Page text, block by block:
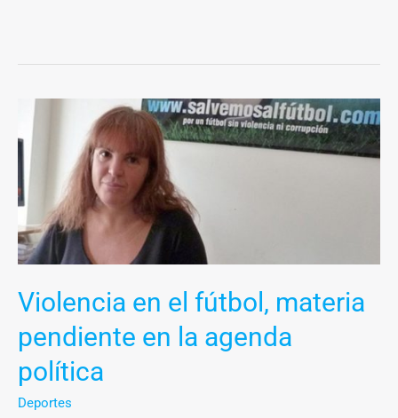
Violencia en el fútbol, materia
pendiente en la agenda
política
Deportes
Violencia
fútbol,
materia
pendiente
en
agenda